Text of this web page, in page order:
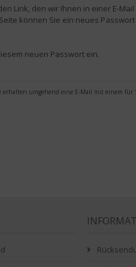
Link, den wir Ihnen in einer E-
können Sie ein neues
neuen Passwort ein.
erhalten umgehend eine E-Mail mit einem für